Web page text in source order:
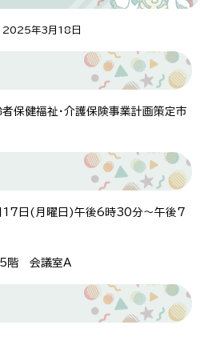
年3月18日
健福祉・介護保険事業計画策定市
日(月曜日)午後6時30分～午後7
階 会議室A